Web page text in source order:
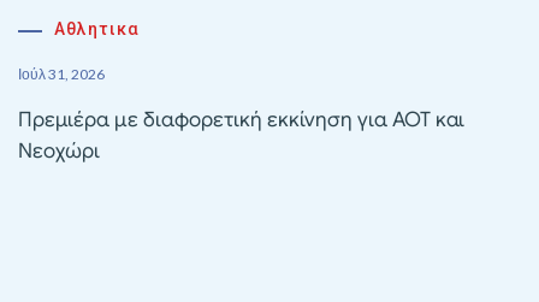
Αθλητικα
Ιούλ 31, 2026
Πρεμιέρα με διαφορετική εκκίνηση για ΑΟΤ και
Νεοχώρι